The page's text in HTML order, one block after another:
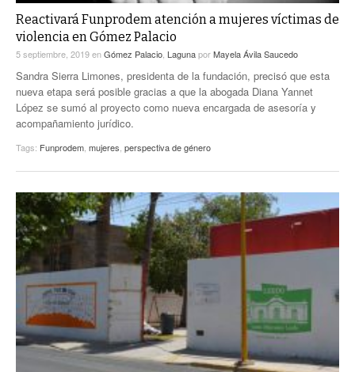
Reactivará Funprodem atención a mujeres víctimas de
violencia en Gómez Palacio
5 septiembre, 2019enGómez Palacio, LagunaporMayela Ávila Saucedo
Sandra Sierra Limones, presidenta de la fundación, precisó que esta
nueva etapa será posible gracias a que la abogada Diana Yannet
López se sumó al proyecto como nueva encargada de asesoría y
acompañamiento jurídico.
Tags: Funprodem, mujeres, perspectiva de género